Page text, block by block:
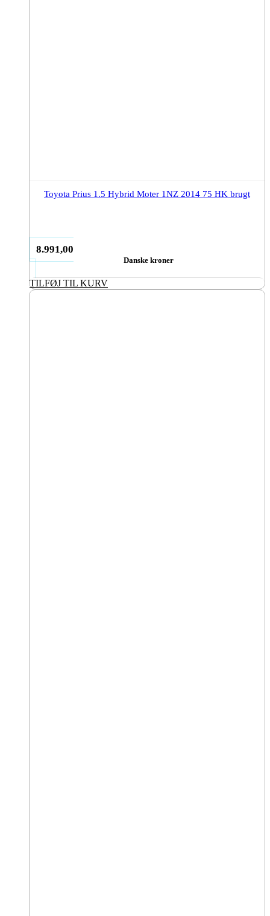
Toyota Prius 1.5 Hybrid Moter 1NZ 2014 75 HK brugt
8.991,00
Danske kroner
TILFØJ TIL KURV